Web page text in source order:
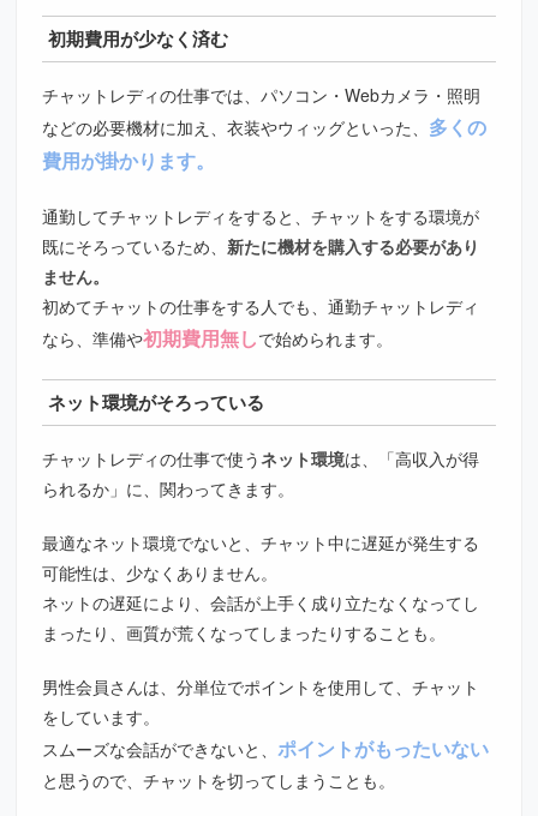
初期費用が少なく済む
チャットレディの仕事では、パソコン・Webカメラ・照明
などの必要機材に加え、衣装やウィッグといった、 多くの
費用が掛かります。
通勤してチャットレディをすると、チャットをする環境が
既にそろっているため、新たに機材を購入する必要があり
ません。
初めてチャットの仕事をする人でも、通勤チャットレディ
なら、準備や初期費用無しで始められます。
ネット環境がそろっている
チャットレディの仕事で使うネット環境は、「高収入が得
られるか」に、関わってきます。
最適なネット環境でないと、チャット中に遅延が発生する
可能性は、少なくありません。
ネットの遅延により、会話が上手く成り立たなくなってし
まったり、画質が荒くなってしまったりすることも。
男性会員さんは、分単位でポイントを使用して、チャット
をしています。
スムーズな会話ができないと、ポイントがもったいない
と思うので、チャットを切ってしまうことも。